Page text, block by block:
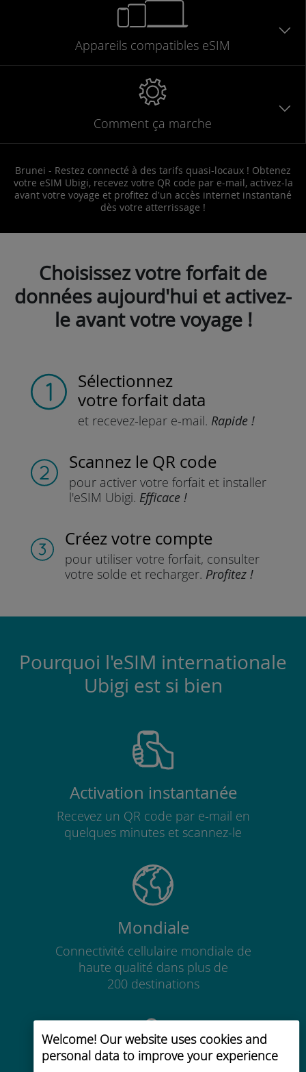
Welcome! Our website uses cookies and
personal data to improve your experience
Appareils compatibles eSIM
Comment ça marche
Brunei - Restez connecté à des tarifs quasi-locaux ! Obtenez
votre eSIM Ubigi, recevez votre QR code par e-mail, activez-la
avant votre voyage et profitez d'un accès internet instantané
dès votre atterrissage !
Choisissez votre forfait de
données aujourd'hui et activez-
le avant votre voyage !
Sélectionnez
votre forfait data
et recevez-lepar e-mail. Rapide !
Scannez le QR code
pour activer votre forfaitet installer
l'eSIM Ubigi. Efficace !
Créez votre compte
pour utiliser votre forfait, consulter
votre solde et recharger. Profitez !
Pourquoi l'eSIM internationale
Ubigi est si bien
Activation instantanée
Recevez un QR code par e-mail en
quelques minutes et scannez-le
Mondiale
Connectivité cellulaire mondiale de
haute qualité dans plus de
200 destinations